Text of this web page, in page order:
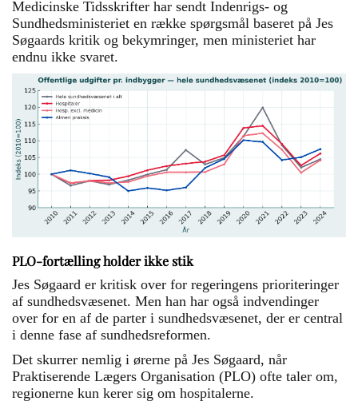
Medicinske Tidsskrifter har sendt Indenrigs- og
Sundhedsministeriet en række spørgsmål baseret på Jes
Søgaards kritik og bekymringer, men ministeriet har
endnu ikke svaret.
PLO-fortælling holder ikke stik
Jes Søgaard er kritisk over for regeringens prioriteringer
af sundhedsvæsenet. Men han har også indvendinger
over for en af de parter i sundhedsvæsenet, der er central
i denne fase af sundhedsreformen.
Det skurrer nemlig i ørerne på Jes Søgaard, når
Praktiserende Lægers Organisation (PLO) ofte taler om,
regionerne kun kerer sig om hospitalerne.